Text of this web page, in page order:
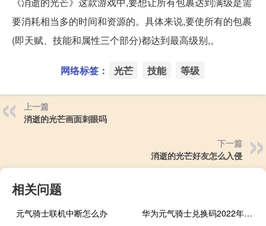
要消耗相当多的时间和资源的。具体来说,要使所有的包裹
(即天赋、技能和属性三个部分)都达到最高级别,。
网络标签： 光芒 技能 等级
上一篇
消逝的光芒画面刺眼吗
下一篇
消逝的光芒好友怎么入侵
相关问题
元气骑士联机中断怎么办
华为元气骑士兑换码2022年最新